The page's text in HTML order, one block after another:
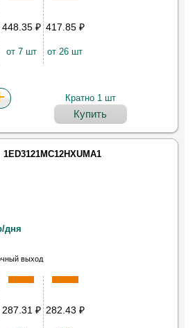
448.35 ₽
от 7 шт
417.85 ₽
от 26 шт
Кратно 1 шт
Купить
1ED3121MC12HXUMA1
дня
выход
287.31 ₽ 282.43 ₽